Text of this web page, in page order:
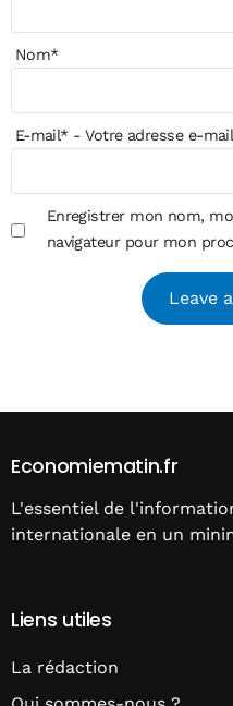
Nom*
E-mail*- Votre adresse e-
Enregistrer mon nom,
navigateur pour mon
Economiematin.fr
L'essentiel de
internationale en un
Liens utiles
La rédaction